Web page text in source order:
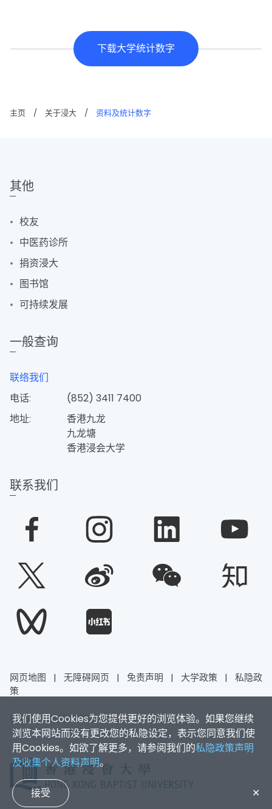
下载大学统计数字
主页 / 关于浸大 / 资料及统计数字
我们使用Cookies为您提供更好的浏览体验。如果您继续
浏览本网站而没有更改您的私隐设定，表示您同意我们使
用Cookies。如欲了解更多，请参阅我们的私隐政策声明
及收集个人资料声明。
接受 ✕
其他
校友
中医药诊所
捐资浸大
图书馆
可持续发展
一般查询
联络我们
电话:
(852) 3411 7400
地址:
香港九龙
九龙塘
香港浸会大学
联系我们
网页地图 | 无障碍网页 | 免责声明 | 大学政策 |
私隐政
策
香港浸会大学 版权所有 © 2026